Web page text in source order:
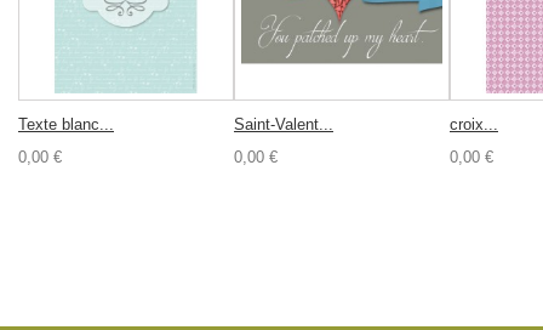
Texte blanc...
0,00 €
Saint-Valent...
0,00 €
croix...
0,00 €